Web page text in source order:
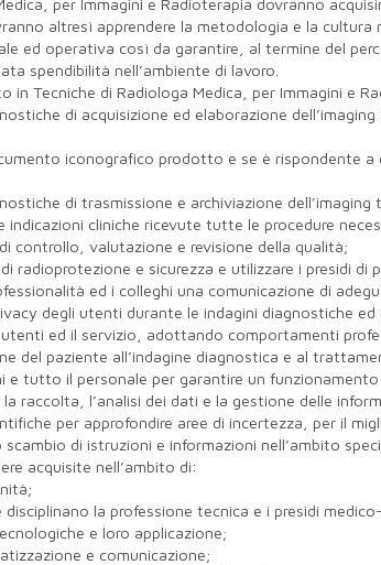
altresì apprendere la metodologia e la
ed operativa così da garantire, al termine del
spendibilità nell’ambiente di lavoro.
in Tecniche di Radiologa Medica, per Immagini e
di acquisizione ed elaborazione
iconografico prodotto e se è rispondente
di trasmissione e archiviazione
indicazioni cliniche ricevute tutte le procedure
controllo, valutazione e revisione della qualità;
radioprotezione e sicurezza e utilizzare i presidi di
ed i colleghi una comunicazione di
degli utenti durante le indagini diagnostiche
ed il servizio, adottando comportamenti
del paziente all’indagine diagnostica e al
e tutto il personale per garantire un
raccolta, l’analisi dei dati e la gestione delle
per approfondire aree di incertezza, per il
di istruzioni e informazioni nell’ambito
acquisite nell’ambito di:
la professione tecnica e i presidi
e loro applicazione;
e comunicazione;